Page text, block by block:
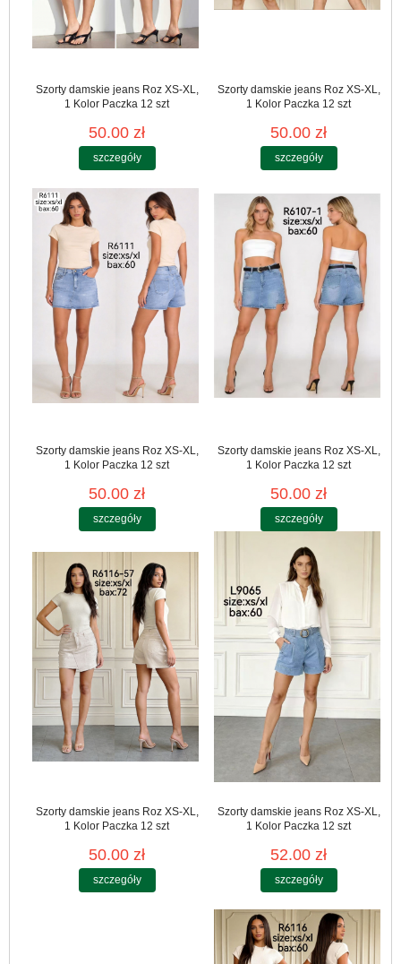
Szorty damskie jeans Roz XS-XL,
1 Kolor Paczka 12 szt
50.00 zł
szczegóły
Szorty damskie jeans Roz XS-XL,
1 Kolor Paczka 12 szt
50.00 zł
szczegóły
Szorty damskie jeans Roz XS-XL,
1 Kolor Paczka 12 szt
50.00 zł
szczegóły
Szorty damskie jeans Roz XS-XL,
1 Kolor Paczka 12 szt
50.00 zł
szczegóły
Szorty damskie jeans Roz XS-XL,
1 Kolor Paczka 12 szt
50.00 zł
szczegóły
Szorty damskie jeans Roz XS-XL,
1 Kolor Paczka 12 szt
52.00 zł
szczegóły